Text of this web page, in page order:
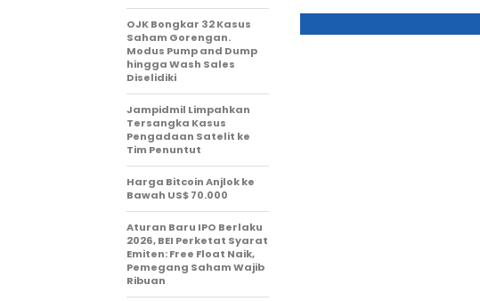
OJK Bongkar 32 Kasus
Saham Gorengan.
Modus Pump and Dump
hingga Wash Sales
Diselidiki
Jampidmil Limpahkan
Tersangka Kasus
Pengadaan Satelit ke
Tim Penuntut
Harga Bitcoin Anjlok ke
Bawah US$ 70.000
Aturan Baru IPO Berlaku
2026, BEI Perketat Syarat
Emiten: Free Float Naik,
Pemegang Saham Wajib
Ribuan